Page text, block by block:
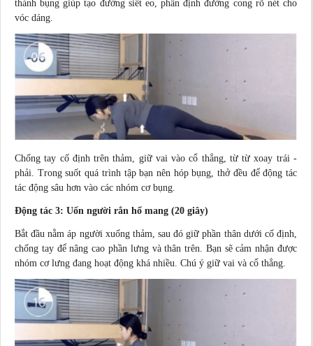
thành bụng giúp tạo đường siết eo, phân định đường cong rõ nét cho
vóc dáng.
Chống tay cố định trên thảm, giữ vai vào cổ thẳng, từ từ xoay trái -
phải. Trong suốt quá trình tập bạn nên hóp bụng, thở đều để động tác
tác động sâu hơn vào các nhóm cơ bụng.
Động tác 3: Uốn người rắn hổ mang (20 giây)
Bắt đầu nằm áp người xuống thảm, sau đó giữ phần thân dưới cố định,
chống tay để nâng cao phần lưng và thân trên. Bạn sẽ cảm nhận được
nhóm cơ lưng đang hoạt động khá nhiều. Chú ý giữ vai và cổ thẳng.